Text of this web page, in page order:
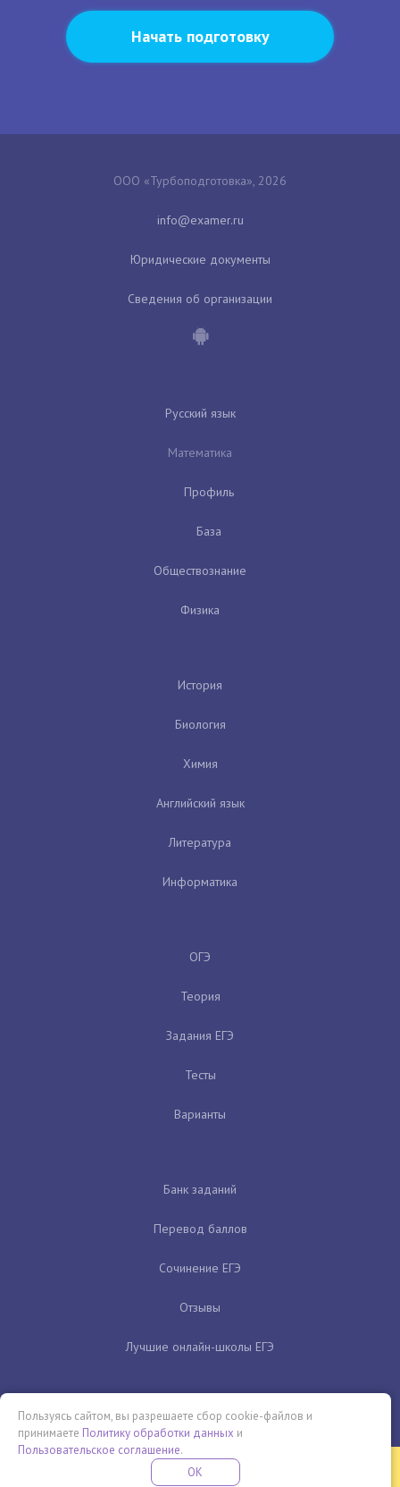
Начать подготовку
ООО «Турбоподготовка», 2026
Юридические документы
Сведения об организации
Русский язык
Математика
Профиль
База
Обществознание
Физика
История
Биология
Химия
Английский язык
Литература
Информатика
ОГЭ
Теория
Задания ЕГЭ
Тесты
Варианты
Банк заданий
Перевод баллов
Сочинение ЕГЭ
Отзывы
Лучшие онлайн-школы ЕГЭ
Бесплатная летняя школа
Пользуясь сайтом, вы разрешаете сбор cookie-файлов и
принимаете Политику обработки данных и
Пользовательское соглашение.
OK